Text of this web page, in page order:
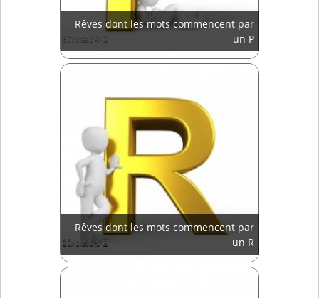
Rêves dont les mots commencent par
un P
Rêves dont les mots commencent par
un R